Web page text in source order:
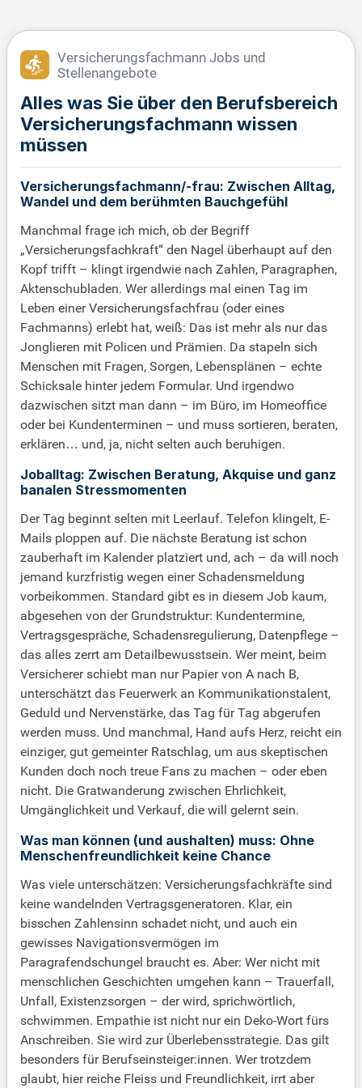
Versicherungsfachmann Jobs und
Stellenangebote
Alles was Sie über den Berufsbereich
Versicherungsfachmann wissen
müssen
Versicherungsfachmann/-frau: Zwischen Alltag,
Wandel und dem berühmten Bauchgefühl
Manchmal frage ich mich, ob der Begriff
„Versicherungsfachkraft“ den Nagel überhaupt auf den
Kopf trifft – klingt irgendwie nach Zahlen, Paragraphen,
Aktenschubladen. Wer allerdings mal einen Tag im
Leben einer Versicherungsfachfrau (oder eines
Fachmanns) erlebt hat, weiß: Das ist mehr als nur das
Jonglieren mit Policen und Prämien. Da stapeln sich
Menschen mit Fragen, Sorgen, Lebensplänen – echte
Schicksale hinter jedem Formular. Und irgendwo
dazwischen sitzt man dann – im Büro, im Homeoffice
oder bei Kundenterminen – und muss sortieren, beraten,
erklären… und, ja, nicht selten auch beruhigen.
Joballtag: Zwischen Beratung, Akquise und ganz
banalen Stressmomenten
Der Tag beginnt selten mit Leerlauf. Telefon klingelt, E-
Mails ploppen auf. Die nächste Beratung ist schon
zauberhaft im Kalender platziert und, ach – da will noch
jemand kurzfristig wegen einer Schadensmeldung
vorbeikommen. Standard gibt es in diesem Job kaum,
abgesehen von der Grundstruktur: Kundentermine,
Vertragsgespräche, Schadensregulierung, Datenpflege –
das alles zerrt am Detailbewusstsein. Wer meint, beim
Versicherer schiebt man nur Papier von A nach B,
unterschätzt das Feuerwerk an Kommunikationstalent,
Geduld und Nervenstärke, das Tag für Tag abgerufen
werden muss. Und manchmal, Hand aufs Herz, reicht ein
einziger, gut gemeinter Ratschlag, um aus skeptischen
Kunden doch noch treue Fans zu machen – oder eben
nicht. Die Gratwanderung zwischen Ehrlichkeit,
Umgänglichkeit und Verkauf, die will gelernt sein.
Was man können (und aushalten) muss: Ohne
Menschenfreundlichkeit keine Chance
Was viele unterschätzen: Versicherungsfachkräfte sind
keine wandelnden Vertragsgeneratoren. Klar, ein
bisschen Zahlensinn schadet nicht, und auch ein
gewisses Navigationsvermögen im
Paragrafendschungel braucht es. Aber: Wer nicht mit
menschlichen Geschichten umgehen kann – Trauerfall,
Unfall, Existenzsorgen – der wird, sprichwörtlich,
schwimmen. Empathie ist nicht nur ein Deko-Wort fürs
Anschreiben. Sie wird zur Überlebensstrategie. Das gilt
besonders für Berufseinsteiger:innen. Wer trotzdem
glaubt, hier reiche Fleiss und Freundlichkeit, irrt aber